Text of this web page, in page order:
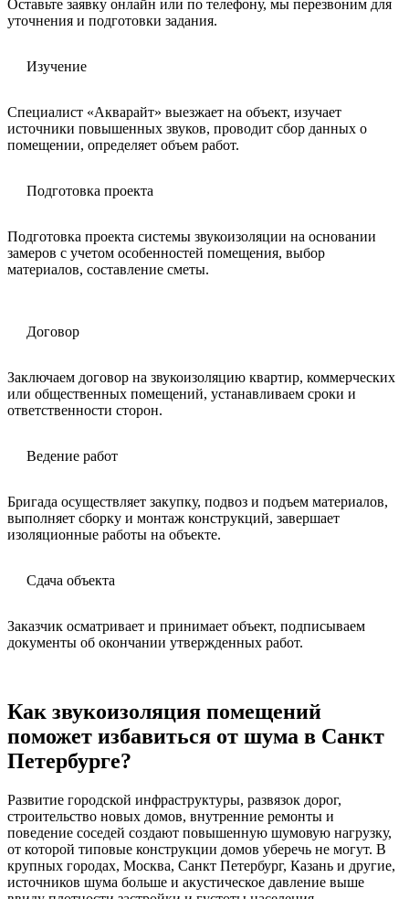
Оставьте заявку онлайн или по телефону, мы перезвоним для
уточнения и подготовки задания.
Изучение
Специалист «Акварайт» выезжает на объект, изучает
источники повышенных звуков, проводит сбор данных о
помещении, определяет объем работ.
Подготовка проекта
Подготовка проекта системы звукоизоляции на основании
замеров с учетом особенностей помещения, выбор
материалов, составление сметы.
Договор
Заключаем договор на звукоизоляцию квартир, коммерческих
или общественных помещений, устанавливаем сроки и
ответственности сторон.
Ведение работ
Бригада осуществляет закупку, подвоз и подъем материалов,
выполняет сборку и монтаж конструкций, завершает
изоляционные работы на объекте.
Сдача объекта
Заказчик осматривает и принимает объект, подписываем
документы об окончании утвержденных работ.
Как звукоизоляция помещений
поможет избавиться от шума в Санкт
Петербурге?
Развитие городской инфраструктуры, развязок дорог,
строительство новых домов, внутренние ремонты и
поведение соседей создают повышенную шумовую нагрузку,
от которой типовые конструкции домов уберечь не могут. В
крупных городах, Москва, Санкт Петербург, Казань и другие,
источников шума больше и акустическое давление выше